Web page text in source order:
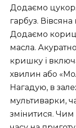
Додаємо
гарбуз.
Додаємо
масла.
кришку і
хвилин або
Нагадую, в
мультиварки,
змінитися.